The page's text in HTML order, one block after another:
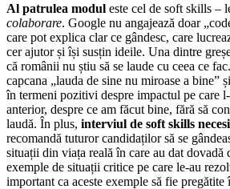
Al patrulea modul este cel de soft skills –
colaborare. Google nu angajează doar
care pot explica clar ce gândesc, care
cer ajutor și își susțin ideile. Una dintre
că românii nu știu să se laude cu ceea ce
capcana „lauda de sine nu miroase a bine”
în termeni pozitivi despre impactul pe care
anterior, despre ce am făcut bine, fără să
laudă. În plus, interviul de soft skills
recomandă tuturor candidaților să se
situații din viața reală în care au dat dovadă
exemple de situații critice pe care le-au
important ca aceste exemple să fie